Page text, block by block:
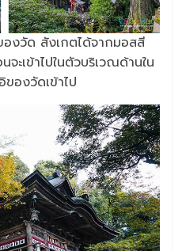
งวัด สังเกตได้จากมอสสี
ะเข้าไปในตัวบริเวณด้านใน
องวัดเข้าไป